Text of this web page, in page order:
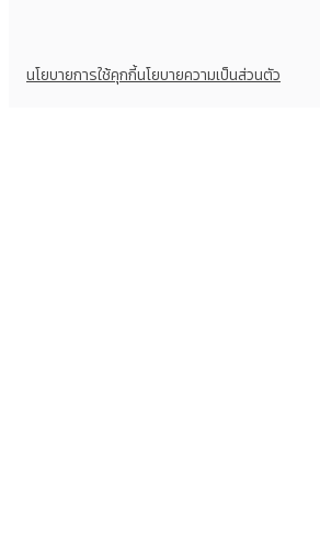
นโยบายการใช้คุกกี้นโยบายความเป็นส่วนตัว